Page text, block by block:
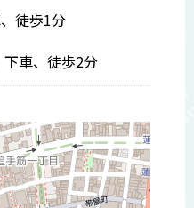
徒歩1分
車、徒歩2分